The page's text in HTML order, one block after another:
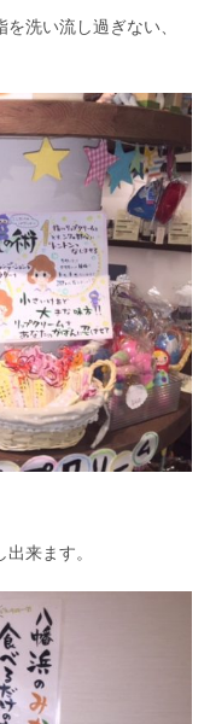
洗い流し過ぎない、
来ます。